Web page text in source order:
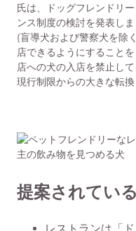
氏は、ドッグフレンドリ
ンス制度の検討を発表し
(盲導犬および警察犬を除
店できるようにすること
店への犬の入店を禁止し
現行制限からの大きな転
提案されてい